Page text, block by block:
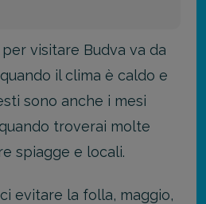
visitare Budva va da
il clima è caldo e
sono anche i mesi
troverai molte
spiagge e locali.
evitare la folla, maggio,